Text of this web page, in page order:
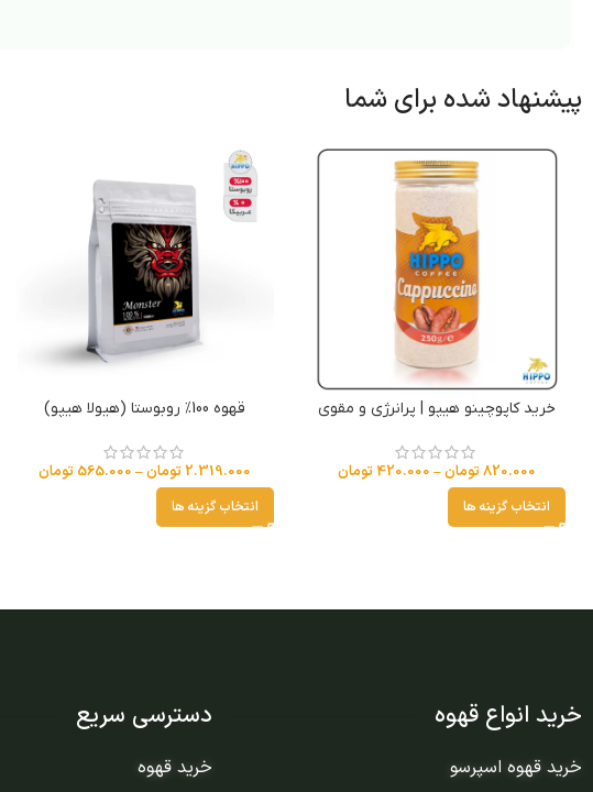
پیشنهاد شده برای شما
خرید کاپوچینو هیپو | پرانرژی و مقوی
820.000تومان–
420.000 تومان
انتخاب گزینه ها
قهوه 100% روبوستا (هیولا هیپو)
2.319.000 تومان–
565.000 تومان
انتخاب گزینه ها
خرید انواع قهوه
خرید قهوه اسپرسو
دسترسی سریع
خرید قهوه